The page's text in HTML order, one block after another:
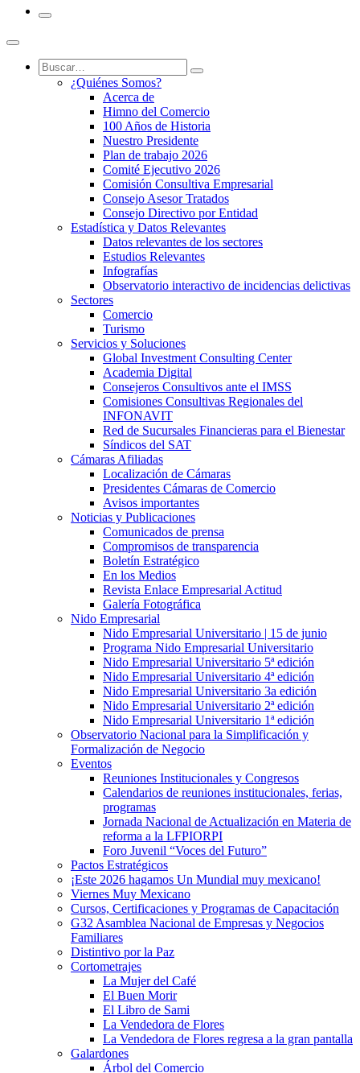
¿Quiénes Somos?
Acerca de
Himno del Comercio
100 Años de Historia
Nuestro Presidente
Plan de trabajo 2026
Comité Ejecutivo 2026
Comisión Consultiva Empresarial
Consejo Asesor Tratados
Consejo Directivo por Entidad
Estadística y Datos Relevantes
Datos relevantes de los sectores
Estudios Relevantes
Infografías
Observatorio interactivo de incidencias delictivas
Sectores
Comercio
Turismo
Servicios y Soluciones
Global Investment Consulting Center
Academia Digital
Consejeros Consultivos ante el IMSS
Comisiones Consultivas Regionales del
INFONAVIT
Red de Sucursales Financieras para el Bienestar
Síndicos del SAT
Cámaras Afiliadas
Localización de Cámaras
Presidentes Cámaras de Comercio
Avisos importantes
Noticias y Publicaciones
Comunicados de prensa
Compromisos de transparencia
Boletín Estratégico
En los Medios
Revista Enlace Empresarial Actitud
Galería Fotográfica
Nido Empresarial
Nido Empresarial Universitario | 15 de junio
Programa Nido Empresarial Universitario
Nido Empresarial Universitario 5ª edición
Nido Empresarial Universitario 4ª edición
Nido Empresarial Universitario 3a edición
Nido Empresarial Universitario 2ª edición
Nido Empresarial Universitario 1ª edición
Observatorio Nacional para la Simplificación y
Formalización de Negocio
Eventos
Reuniones Institucionales y Congresos
Calendarios de reuniones institucionales, ferias,
programas
Jornada Nacional de Actualización en Materia de
reforma a la LFPIORPI
Foro Juvenil “Voces del Futuro”
Pactos Estratégicos
¡Este 2026 hagamos Un Mundial muy mexicano!
Viernes Muy Mexicano
Cursos, Certificaciones y Programas de Capacitación
G32 Asamblea Nacional de Empresas y Negocios
Familiares
Distintivo por la Paz
Cortometrajes
La Mujer del Café
El Buen Morir
El Libro de Sami
La Vendedora de Flores
La Vendedora de Flores regresa a la gran pantalla
Galardones
Árbol del Comercio